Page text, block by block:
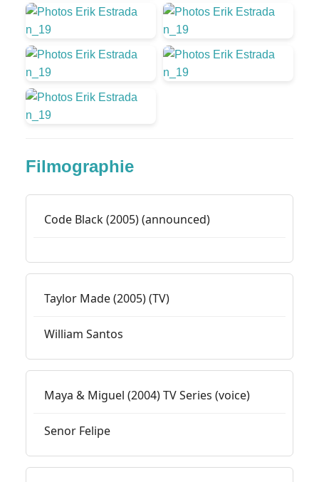
Filmographie
Code Black (2005) (announced)
Taylor Made (2005) (TV)
William Santos
Maya & Miguel (2004) TV Series (voice)
Senor Felipe